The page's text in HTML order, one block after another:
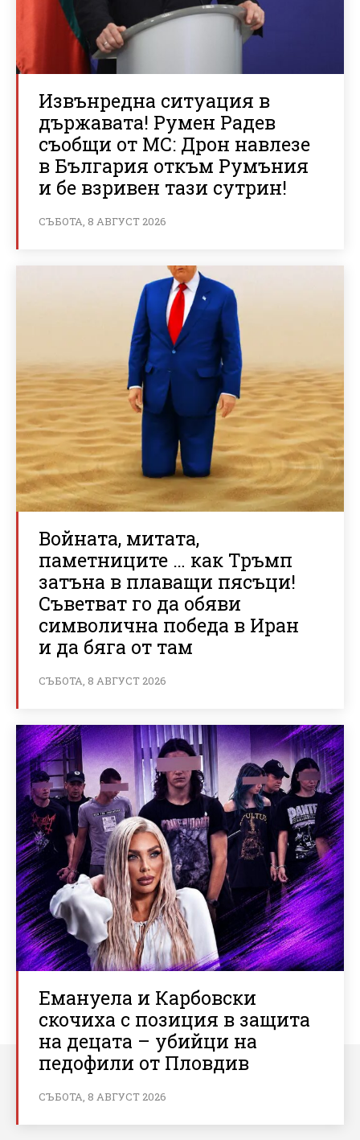
Извънредна ситуация в
държавата! Румен Радев
съобщи от МС: Дрон навлезе
в България откъм Румъния
и бе взривен тази сутрин!
СЪБОТА, 8 АВГУСТ 2026
Войната, митата,
паметниците … как Тръмп
затъна в плаващи пясъци!
Съветват го да обяви
символична победа в Иран
и да бяга от там
СЪБОТА, 8 АВГУСТ 2026
Емануела и Карбовски
скочиха с позиция в защита
на децата – убийци на
педофили от Пловдив
СЪБОТА, 8 АВГУСТ 2026